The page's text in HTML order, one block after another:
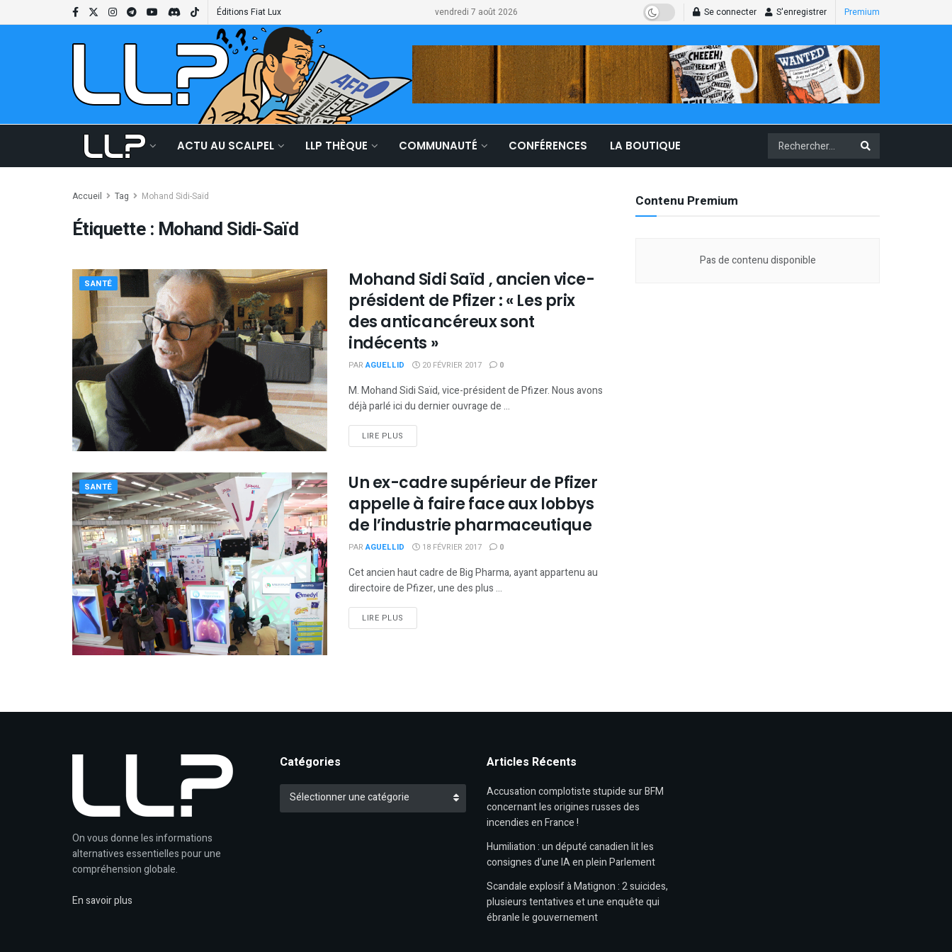
Éditions Fiat Lux vendredi 7 août 2026 Se connecter S'enregistrer Premium
ACTU AU SCALPEL LLP THÈQUE COMMUNAUTÉ CONFÉRENCES LA BOUTIQUE
Accueil Tag Mohand Sidi-Saïd
Étiquette : Mohand Sidi-Saïd
SANTÉ
Mohand Sidi Saïd , ancien vice-
président de Pfizer : « Les prix
des anticancéreux sont
indécents »
PAR AGUELLID 20 FÉVRIER 2017 0
M. Mohand Sidi Saïd, vice-président de Pfizer. Nous avons
déjà parlé ici du dernier ouvrage de ...
LIRE PLUS
SANTÉ
Un ex-cadre supérieur de Pfizer
appelle à faire face aux lobbys
de l’industrie pharmaceutique
PAR AGUELLID 18 FÉVRIER 2017 0
Cet ancien haut cadre de Big Pharma, ayant appartenu au
directoire de Pfizer, une des plus ...
LIRE PLUS
Contenu Premium
Pas de contenu disponible
On vous donne les informations
alternatives essentielles pour une
compréhension globale.
En savoir plus
Catégories
Catégories
Sélectionner une catégorie
Articles Récents
Accusation complotiste stupide sur BFM
concernant les origines russes des
incendies en France !
Humiliation : un député canadien lit les
consignes d’une IA en plein Parlement
Scandale explosif à Matignon : 2 suicides,
plusieurs tentatives et une enquête qui
ébranle le gouvernement